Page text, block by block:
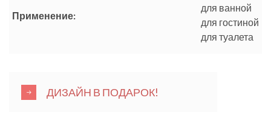
Применение:
для ванной
для гостиной
для туалета
ДИЗАЙН В ПОДАРОК!